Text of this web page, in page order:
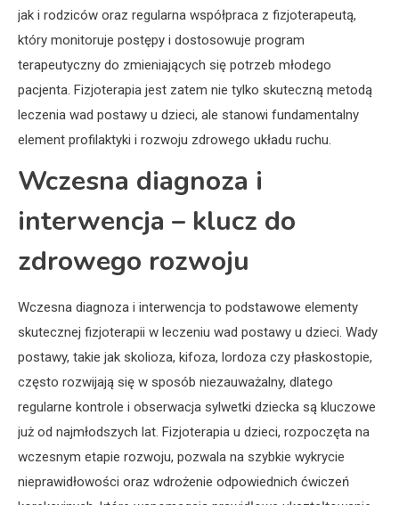
jak i rodziców oraz regularna współpraca z fizjoterapeutą,
który monitoruje postępy i dostosowuje program
terapeutyczny do zmieniających się potrzeb młodego
pacjenta. Fizjoterapia jest zatem nie tylko skuteczną metodą
leczenia wad postawy u dzieci, ale stanowi fundamentalny
element profilaktyki i rozwoju zdrowego układu ruchu.
Wczesna diagnoza i
interwencja – klucz do
zdrowego rozwoju
Wczesna diagnoza i interwencja to podstawowe elementy
skutecznej fizjoterapii w leczeniu wad postawy u dzieci. Wady
postawy, takie jak skolioza, kifoza, lordoza czy płaskostopie,
często rozwijają się w sposób niezauważalny, dlatego
regularne kontrole i obserwacja sylwetki dziecka są kluczowe
już od najmłodszych lat. Fizjoterapia u dzieci, rozpoczęta na
wczesnym etapie rozwoju, pozwala na szybkie wykrycie
nieprawidłowości oraz wdrożenie odpowiednich ćwiczeń